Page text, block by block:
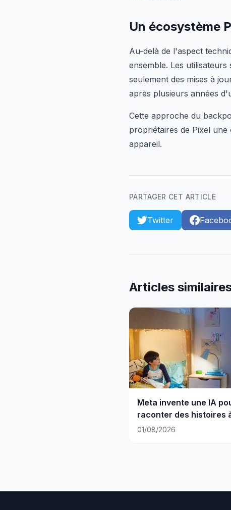
Un écosystème
Au-delà de l'aspect
ensemble. Les
seulement des mises à
après plusieurs années
Cette approche du
propriétaires de Pixel
appareil.
PARTAGER CET ARTICLE
Twitter
Articles
Meta invente une IA
raconter des histoires
enfants
01/08/2026